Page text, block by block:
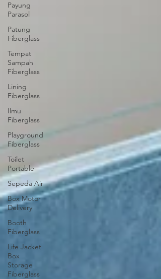
Payung
Parasol
Patung
Fiberglass
Tempat
Sampah
Fiberglass
Lining
Fiberglass
Ilmu
Fiberglass
Playground
Fiberglass
Toilet
Portable
Sepeda Air
Box Motor
Delivery
Booth
Fiberglass
Life Jacket
Box
Storage
Fiberglass